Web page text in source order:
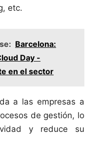
etc.
Barcelona:
Day -
en el sector
a las empresas a
de gestión, lo
y reduce su